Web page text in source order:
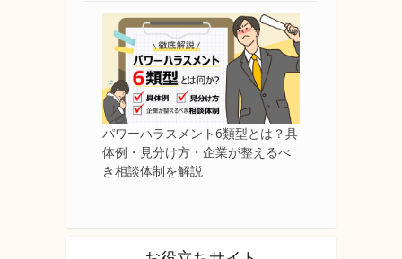
パワーハラスメント6類型とは？具
体例・見分け方・企業が整えるべ
き相談体制を解説